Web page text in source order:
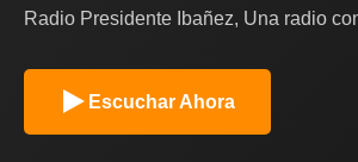
Radio Presidente Ibañez, Una radio
Escuchar Ahora